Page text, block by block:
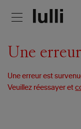
Une
Une erreur est
Veuillez réessayer et